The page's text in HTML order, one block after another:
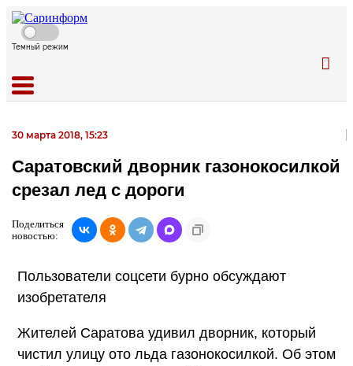
Темный режим
30 марта 2018, 15:23
Саратовский дворник газонокосилкой
срезал лед с дороги
Поделиться
новостью:
Пользователи соцсети бурно обсуждают
изобретателя
Жителей Саратова удивил дворник, который
чистил улицу ото льда газонокосилкой. Об этом